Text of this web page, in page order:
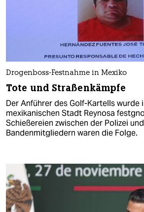
Drogenboss-Festnahme in Mexiko
Tote und Straßenkämpfe
Der Anführer des Golf-Kartells wurde
mexikanischen Stadt Reynosa
Schießereien zwischen der Polizei
Bandenmitgliedern waren die Folge.